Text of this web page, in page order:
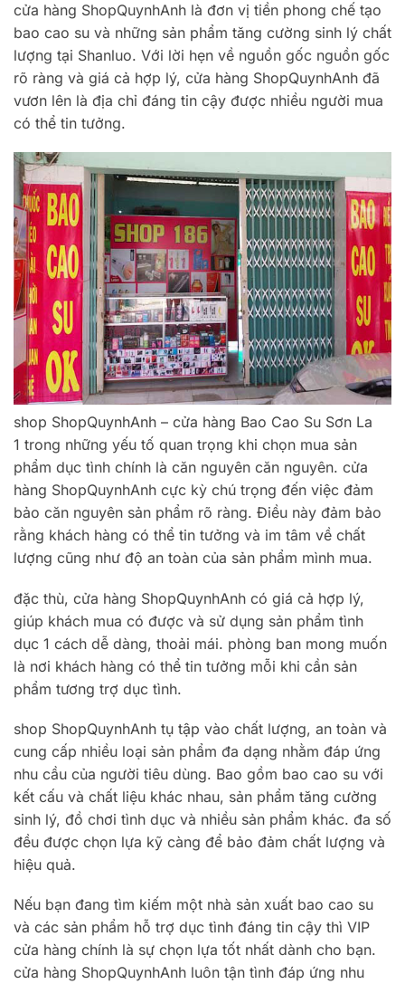
cửa hàng ShopQuynhAnh là đơn vị tiền phong chế tạo
bao cao su và những sản phẩm tăng cường sinh lý chất
lượng tại Shanluo. Với lời hẹn về nguồn gốc nguồn gốc
rõ ràng và giá cả hợp lý, cửa hàng ShopQuynhAnh đã
vươn lên là địa chỉ đáng tin cậy được nhiều người mua
có thể tin tưởng.
shop ShopQuynhAnh – cửa hàng Bao Cao Su Sơn La
1 trong những yếu tố quan trọng khi chọn mua sản
phẩm dục tình chính là căn nguyên căn nguyên. cửa
hàng ShopQuynhAnh cực kỳ chú trọng đến việc đảm
bảo căn nguyên sản phẩm rõ ràng. Điều này đảm bảo
rằng khách hàng có thể tin tưởng và im tâm về chất
lượng cũng như độ an toàn của sản phẩm mình mua.
đặc thù, cửa hàng ShopQuynhAnh có giá cả hợp lý,
giúp khách mua có được và sử dụng sản phẩm tình
dục 1 cách dễ dàng, thoải mái. phòng ban mong muốn
là nơi khách hàng có thể tin tưởng mỗi khi cần sản
phẩm tương trợ dục tình.
shop ShopQuynhAnh tụ tập vào chất lượng, an toàn và
cung cấp nhiều loại sản phẩm đa dạng nhằm đáp ứng
nhu cầu của người tiêu dùng. Bao gồm bao cao su với
kết cấu và chất liệu khác nhau, sản phẩm tăng cường
sinh lý, đồ chơi tình dục và nhiều sản phẩm khác. đa số
đều được chọn lựa kỹ càng để bảo đảm chất lượng và
hiệu quả.
Nếu bạn đang tìm kiếm một nhà sản xuất bao cao su
và các sản phẩm hỗ trợ dục tình đáng tin cậy thì VIP
cửa hàng chính là sự chọn lựa tốt nhất dành cho bạn.
cửa hàng ShopQuynhAnh luôn tận tình đáp ứng nhu